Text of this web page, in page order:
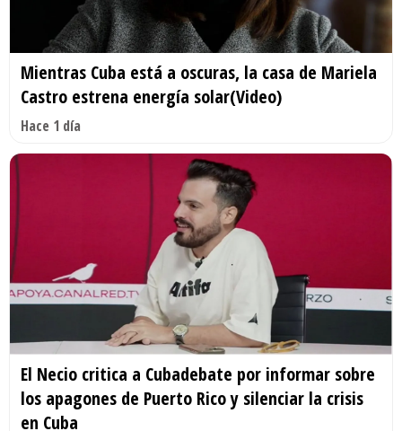
Mientras Cuba está a oscuras, la casa de Mariela
Castro estrena energía solar(Video)
Hace 1 día
El Necio critica a Cubadebate por informar sobre
los apagones de Puerto Rico y silenciar la crisis
en Cuba